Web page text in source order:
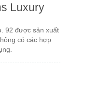
Luxury
92 được sản xuất
có các hợp